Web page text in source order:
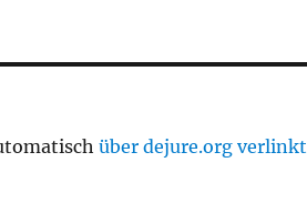
über dejure.org verlinkt